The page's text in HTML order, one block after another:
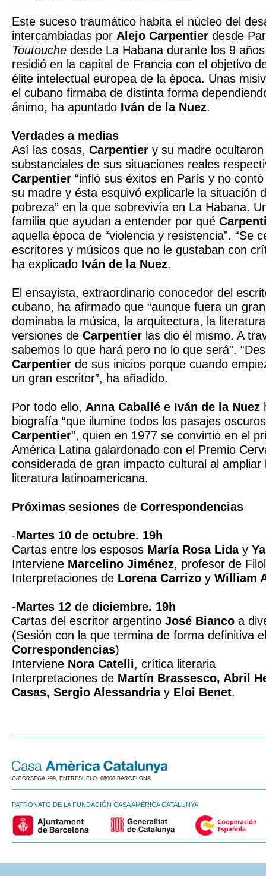
Este suceso traumático habita el núcleo del
intercambiadas por Alejo Carpentier desde
Toutouche desde La Habana durante los 9
residió en la capital de Francia con el objetivo
élite intelectual europea de la época. Unas
el cubano firmaba de distinta forma
ánimo, ha apuntado Iván de la Nuez.
Verdades a medias
Así las cosas, Carpentier y su madre
substanciales de sus situaciones reales
Carpentier “infló sus éxitos en París y no
su madre y ésta esquivó explicarle la situación
pobreza” en la que sobrevivía en La Habana.
familia que ayudan a entender por qué
aquella época de “violencia y resistencia”. “Se
escritores y músicos que no le gustaban con
ha explicado Iván de la Nuez.
El ensayista, extraordinario conocedor del
cubano, ha afirmado que “aunque fuera un
dominaba la música, la arquitectura, la
versiones de Carpentier las dio él mismo. A
sabemos lo que hará pero no lo que será”.
Carpentier de sus inicios porque cuando
un gran escritor”, ha añadido.
Por todo ello, Anna Caballé e Iván de la Nuez
biografía “que ilumine todos los pasajes
Carpentier”, quien en 1977 se convirtió en el
América Latina galardonado con el Premio
considerada de gran impacto cultural al ampliar
literatura latinoamericana.
Próximas sesiones de Correspondencias
-Martes 10 de octubre. 19h
Cartas entre los esposos María Rosa Liday
Interviene Marcelino Jiménez, profesor de
Interpretaciones de Lorena Carrizo y William
-Martes 12 de diciembre. 19h
Cartas del escritor argentino José Bianco a
(Sesión con la que termina de forma definitiva
Correspondencias)
Interviene Nora Catelli, crítica literaria
Interpretaciones de Martín Brassesco, Abril
Casas, Sergio Alessandriay Eloi Benet.
C/CÒRSEGA 299, ENTRESUELO. 08008 BARCELONA
PATRONATO DE LA FUNDACIÓN CASA AMÈRICA CATALUNYA